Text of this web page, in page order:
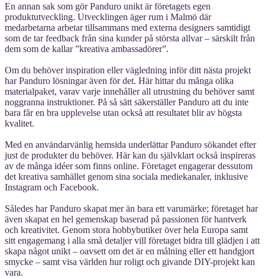
En annan sak som gör Panduro unikt är företagets egen
produktutveckling. Utvecklingen äger rum i Malmö där
medarbetarna arbetar tillsammans med externa designers samtidigt
som de tar feedback från sina kunder på största allvar – särskilt från
dem som de kallar ”kreativa ambassadörer”.
Om du behöver inspiration eller vägledning inför ditt nästa projekt
har Panduro lösningar även för det. Här hittar du många olika
materialpaket, varav varje innehåller all utrustning du behöver samt
noggranna instruktioner. På så sätt säkerställer Panduro att du inte
bara får en bra upplevelse utan också att resultatet blir av högsta
kvalitet.
Med en användarvänlig hemsida underlättar Panduro sökandet efter
just de produkter du behöver. Här kan du självklart också inspireras
av de många idéer som finns online. Företaget engagerar dessutom
det kreativa samhället genom sina sociala mediekanaler, inklusive
Instagram och Facebook.
Således har Panduro skapat mer än bara ett varumärke; företaget har
även skapat en hel gemenskap baserad på passionen för hantverk
och kreativitet. Genom stora hobbybutiker över hela Europa samt
sitt engagemang i alla små detaljer vill företaget bidra till glädjen i att
skapa något unikt – oavsett om det är en målning eller ett handgjort
smycke – samt visa världen hur roligt och givande DIY-projekt kan
vara.